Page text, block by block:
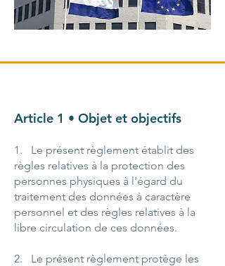
Article 1 • Objet et objectifs
1. Le présent règlement établit des
règles relatives à la protection des
personnes physiques à l'égard du
traitement des données à caractère
personnel et des règles relatives à la
libre circulation de ces données.
2. Le présent règlement protège les